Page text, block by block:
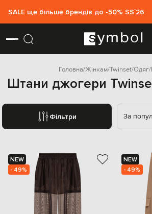
SALE ще більше брендів до -50% SS`26
Головна Жінкам Twinset Одяг
Штани джогери
Фільтри За
NEW
- 49%
NEW
- 49%